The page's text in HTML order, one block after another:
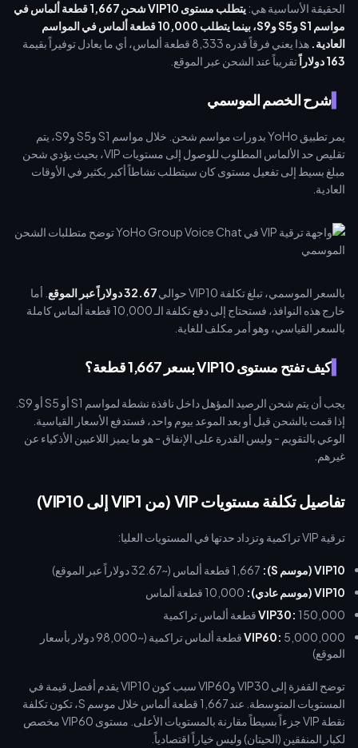
الحقيقة الأساسية هي:
يتطلب مستوى VIP10 شحن 1,667 قطعة ألماس في
مواسم S1 وS5 وS9، بينما يتطلب 10,000 قطعة ألماس في المواسم
العادية. هذا يعني فرقاً قدره 8,333 قطعة ألماس، أي ما يعادل توفيراً بقيمة
163 دولاراً
تقريباً عند الشحن عبر الموقع.
شرح الخصم الموسمي
يمر تطبيق YoHo بدورات مواسم شحن. خلال مواسم S1 وS5 وS9، يتم
تقليص حد الألماس المطلوب للوصول إلى مستويات VIP، بحيث يؤدي شحن
مبلغ بسيط إلى تفعيل مستوى كان سيتطلب نشاطاً أكبر بكثير في الأوقات
العادية.
بالسعر الموسمي، تبلغ تكلفة VIP10 حوالي 32.67 دولاراً عبر الموقع
. أما
خارج هذه النوافذ، فستحتاج إلى دفع تكلفة الـ 10,000 قطعة ألماس كاملة
بالسعر القياسي، وهو أمر مكلف للغاية.
كيف تفتح مستوى VIP10 بسعر 1,667 قطعة؟
إذا قمت بالشحن قبل أو بعد الموعد بيوم واحد، فستدفع الأسعار القياسية.
الوعي بالتقويم - وليس القدرة على الإنفاق - هو ما يميز اللاعبين الأذكياء عن
غيرهم.
تفاصيل تكلفة مستويات VIP (من VIP1 إلى VIP10)
ترقية VIP تراكمية وتزداد حدتها في المستويات العليا:
VIP10 (موسم S):
VIP10 (موسم عادي):
VIP30: 150,000 قطعة ألماس تراكمية
VIP60:
5,000,000 قطعة ألماس تراكمية (~98,000 دولار بأسعار
الموقع)
توضح القفزة إلى VIP30 وVIP60 سبب كون VIP10 يقدم أفضل قيمة في
المستويات المتوسطة. عند 1,667 قطعة ألماس خلال موسم S، تكون تكلفة
نقطة VIP جزءاً بسيطاً مقارنة بالمستويات الأعلى. مستوى VIP60 مخصص
لكبار المنفقين (الحيتان) وليس خياراً اقتصادياً.